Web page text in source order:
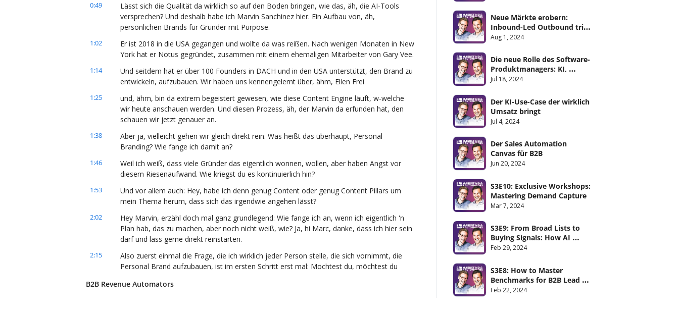
0:49
Lässt sich die Qualität da wirklich so auf den Boden bringen, wie das, äh, die AI-Tools
versprechen? Und deshalb habe ich Marvin Sanchinez hier. Ein Aufbau von, äh,
persönlichen Brands für Gründer mit Purpose.
1:02
Er ist 2018 in die USA gegangen und wollte da was reißen. Nach wenigen Monaten in New
York hat er Notus gegründet, zusammen mit einem ehemaligen Mitarbeiter von Gary Vee.
1:14
Und seitdem hat er über 100 Founders in DACH und in den USA unterstützt, den Brand zu
entwickeln, aufzubauen. Wir haben uns kennengelernt über, ähm, Ellen Frei
1:25
und, ähm, bin da extrem begeistert gewesen, wie diese Content Engine läuft, w-welche
wir heute anschauen werden. Und diesen Prozess, äh, der Marvin da erfunden hat, den
schauen wir jetzt genauer an.
1:38
Aber ja, vielleicht gehen wir gleich direkt rein. Was heißt das überhaupt, Personal
Branding? Wie fange ich damit an?
1:46
Weil ich weiß, dass viele Gründer das eigentlich wonnen, wollen, aber haben Angst vor
diesem Riesenaufwand. Wie kriegst du es kontinuierlich hin?
1:53
Und vor allem auch: Hey, habe ich denn genug Content oder genug Content Pillars um
mein Thema herum, dass sich das irgendwie angehen lässt?
2:02
Hey Marvin, erzähl doch mal ganz grundlegend: Wie fange ich an, wenn ich eigentlich 'n
Plan hab, das zu machen, aber noch nicht weiß, wie? Ja, hi Marc, danke, dass ich hier sein
darf und lass gerne direkt reinstarten.
2:15
Also zuerst einmal die Frage, die ich wirklich jeder Person stelle, die sich vornimmt, die
Personal Brand aufzubauen, ist im ersten Schritt erst mal: Möchtest du, möchtest du
B2B Revenue Automators
Neue Märkte erobern:
Inbound-Led Outbound trifft
B2B Benchmark-Marketing
Aug 1, 2024
Die neue Rolle des Software-
Produktmanagers: KI,
Remote Teams und APIs
Jul 18, 2024
Der KI-Use-Case der wirklich
Umsatz bringt
Jul 4, 2024
Der Sales Automation
Canvas für B2B
Jun 20, 2024
S3E10: Exclusive Workshops:
Mastering Demand Capture
Mar 7, 2024
S3E9: From Broad Lists to
Buying Signals: How AI
Offers More for Less
Feb 29, 2024
S3E8: How to Master
Benchmarks for B2B Lead
Generation
Feb 22, 2024